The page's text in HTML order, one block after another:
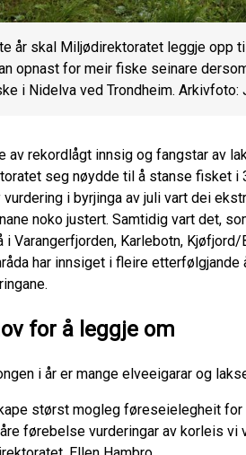
år skal Miljødirektoratet leggje opp
opnast for meir fiske seinare
i Nidelva ved Trondheim.
av rekordlågt innsig og fangstar av
seg nøydde til å stanse fisket i
vurdering i byrjinga av juli vart dei
noko justert. Samtidig vart det,
i Varangerfjorden, Karlebotn,
har innsiget i fleire
for å leggje om
i år er mange elveeigarar og
størst mogleg føreseielegheit
førebelse vurderingar av korleis